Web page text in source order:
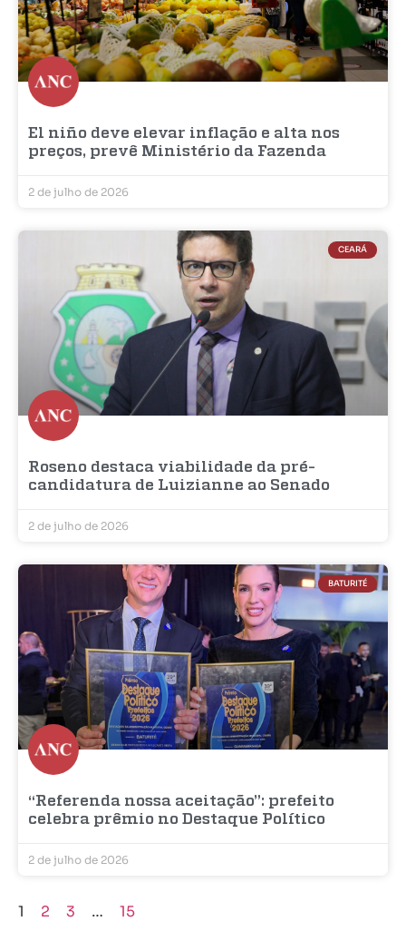
El niño deve elevar inflação e alta nos
preços, prevê Ministério da Fazenda
2 de julho de 2026
CEARÁ
Roseno destaca viabilidade da pré-
candidatura de Luizianne ao Senado
2 de julho de 2026
BATURITÉ
“Referenda nossa aceitação”: prefeito
celebra prêmio no Destaque Político
2 de julho de 2026
1 2 3 … 15